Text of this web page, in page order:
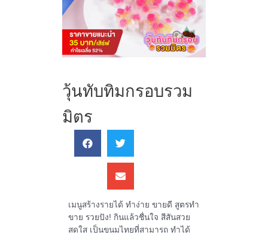
วุ้นทับทิมกรอบรวม
มิตร
เมนูสร้างรายได้ ทำง่าย ขายดี สูตรทำ
ขาย รวยปัง! กินแล้วชื่นใจ สีสันสวย
สดใส เป็นขนมไทยที่สามารถ ทำได้